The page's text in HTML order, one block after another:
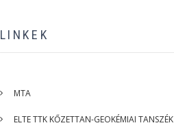
LINKEK
MTA
ELTE TTK KŐZETTAN-GEOKÉMIAI TANSZÉK